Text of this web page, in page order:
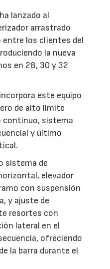
lanzado al
arrastrado
entre los clientes del
la nueva
en 28, 30 y 32
este equipo
de alto límite
continuo, sistema
y último
sistema de
elevador
con suspensión
y ajuste de
resortes con
lateral en el
ofreciendo
la barra durante el